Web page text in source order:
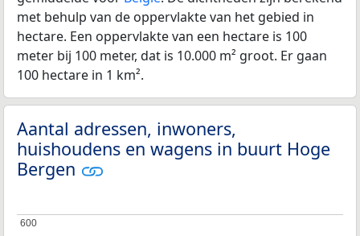
met behulp van de oppervlakte van het gebied in
hectare. Een oppervlakte van een hectare is 100
meter bij 100 meter, dat is 10.000 m² groot. Er gaan
100 hectare in 1 km².
Aantal adressen, inwoners,
huishoudens en wagens in buurt Hoge
Bergen
600
600